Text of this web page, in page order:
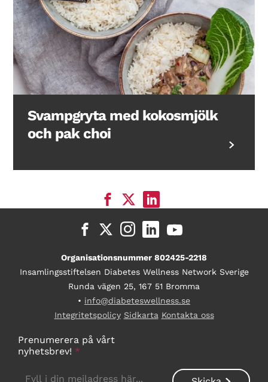
Svampgryta med kokosmjölk
och pak choi
Organisationsnummer 802425-2218
Insamlingsstiftelsen Diabetes Wellness Network Sverige
Runda vägen 25, 167 51 Bromma
• info@diabeteswellness.se
Integritetspolicy Sidkarta Kontakta oss
Prenumerera på vårt
nyhetsbrev! *